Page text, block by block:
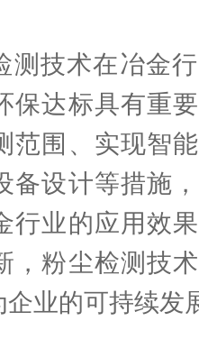
技术在冶金行
保达标具有重
范围、实现智
备设计等措施
行业的应用效
，粉尘检测技
业的可持续发